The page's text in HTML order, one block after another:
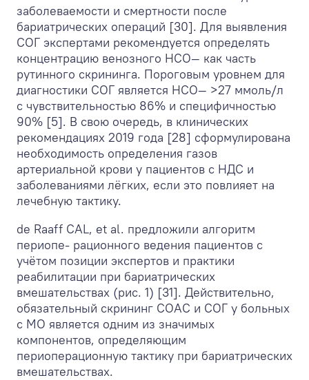
заболеваемости и смертности после
бариатрических операций [30]. Для выявления
СОГ экспертами рекомендуется определять
концентрацию венозного HCO— как часть
рутинного скрининга. Пороговым уровнем для
диагностики СОГ является HCO— >27 ммоль/л
с чувствительностью 86% и специфичностью
90% [5]. В свою очередь, в клинических
рекомендациях 2019 года [28] сформулирована
необходимость определения газов
артериальной крови у пациентов с НДС и
заболеваниями лёгких, если это повлияет на
лечебную тактику.
de Raaff CAL, et al. предложили алгоритм
периопе- рационного ведения пациентов с
учётом позиции экспертов и практики
реабилитации при бариатрических
вмешательствах (рис. 1) [31]. Действительно,
обязательный скрининг СОАС и СОГ у больных
с МО является одним из значимых
компонентов, определяющим
периоперационную тактику при бариатрических
вмешательствах.